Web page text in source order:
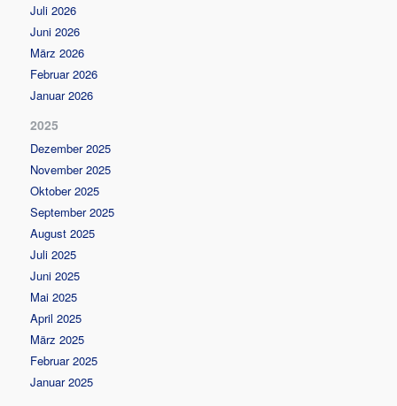
Juli 2026
Juni 2026
März 2026
Februar 2026
Januar 2026
2025
Dezember 2025
November 2025
Oktober 2025
September 2025
August 2025
Juli 2025
Juni 2025
Mai 2025
April 2025
März 2025
Februar 2025
Januar 2025